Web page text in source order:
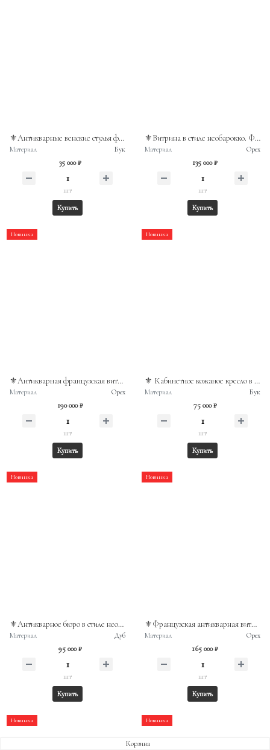
Корзина
⚜️Антикварные венские стулья фирмы «Тонет»
Материал Бук
35 000 ₽
шт
Купить
⚜️Витрина в стиле необарокко. Франция, ХХв
Материал Орех
135 000 ₽
шт
Купить
Новинка
⚜️Антикварная французская витрина с маркетри, изготовленная в начале XX века из ореха.
Материал Орех
190 000 ₽
шт
Купить
Новинка
⚜️ Кабинетное кожаное кресло в стиле Луи Филипп
Материал Бук
75 000 ₽
шт
Купить
Новинка
⚜️Антикварное бюро в стиле необарокко, выполненное из массива дуба в конце XIX века
Материал Дуб
95 000 ₽
шт
Купить
Новинка
⚜️Французская антикварная витрина в стиле Людовика XVI
Материал Орех
165 000 ₽
шт
Купить
Новинка Новинка